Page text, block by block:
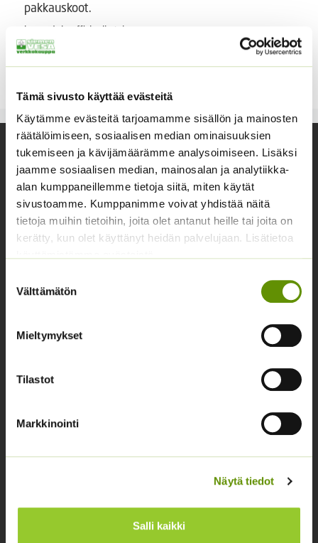
Tämä sivusto käyttää evästeitä
Käytämme evästeitä tarjoamamme sisällön ja mainosten
räätälöimiseen, sosiaalisen median ominaisuuksien
tukemiseen ja kävijämäärämme analysoimiseen. Lisäksi
jaamme sosiaalisen median, mainosalan ja analytiikka-
alan kumppaneillemme tietoja siitä, miten käytät
sivustoamme. Kumppanimme voivat yhdistää näitä
tietoja muihin tietoihin, joita olet antanut heille tai joita on
kerätty, kun olet käyttänyt heidän palvelujaan. Lisätietoa
valinta
Välttämätön
Mieltymykset
Tilastot
Markkinointi
Näytä tiedot
Salli kaikki
pakkauskoot.
Lavandula officinalis tai
angustifolia, tähkälaventeli.
4,15€ – 18,40€Hintaluokka:
-
Sisältää
Yhteystiedot
Asiakaspalvelu avoinna arkisin klo 10-17
02 631 9700
info@siemenvesa.fi
Keskuskatu 40, Aito kaupan yhteydessä. 38700
Noutopiste avoinna sopimuksen mukaan ja arkisin 10-
Facebook
Instagram
Tuoteryhmät
Kukkien siemenet
Maanparannusaineet